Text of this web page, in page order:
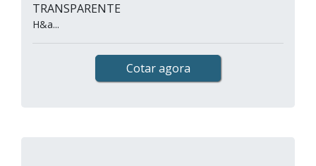
TRANSPARENTE
H&a...
Cotar agora